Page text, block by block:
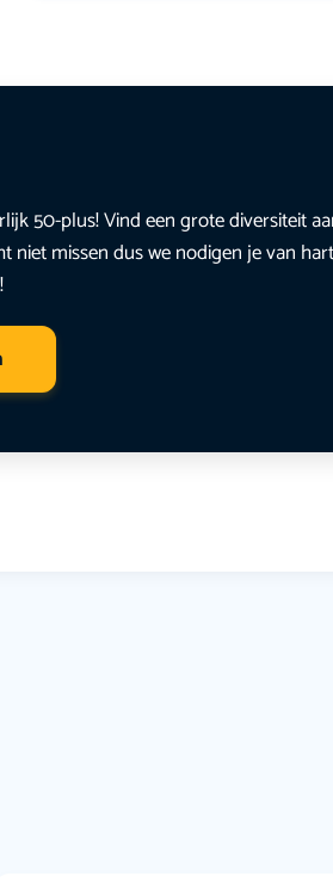
50-plus! Vind een grote diversiteit
niet missen dus we nodigen je van